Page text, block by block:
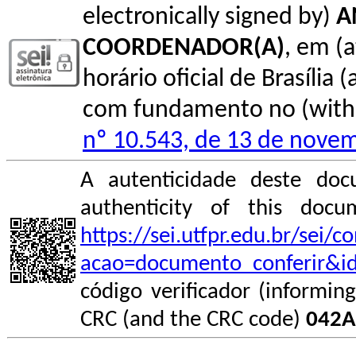
electronically signed by)
COORDENADOR(A), em
horário oficial de Brasília
com fundamento no
nº 10.543, de 13 de
A autenticidade deste
authenticity of this
https://sei.utfpr.edu.br/sei/
código verificador
CRC (and the CRC code)